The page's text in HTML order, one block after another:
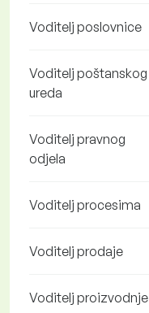
Voditelj poslovnice
Voditelj poštanskog
ureda
Voditelj pravnog
odjela
Voditelj procesima
Voditelj prodaje
Voditelj proizvodnje